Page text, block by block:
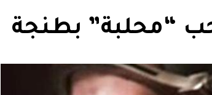
“محلبة” بطنجة